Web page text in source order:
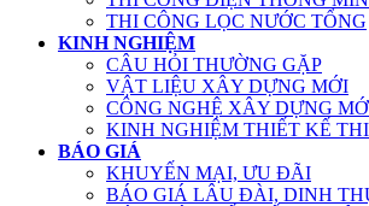
THI CÔNG LỌC NƯỚC TỔNG
KINH NGHIỆM
CÂU HỎI THƯỜNG GẶP
VẬT LIỆU XÂY DỰNG MỚI
CÔNG NGHỆ XÂY DỰNG
KINH NGHIỆM THIẾT KẾ
BÁO GIÁ
KHUYẾN MẠI, ƯU ĐÃI
BÁO GIÁ LÂU ĐÀI, DINH